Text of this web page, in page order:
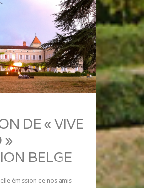
DE « VIVE
»
BELGE
émission de nos amis